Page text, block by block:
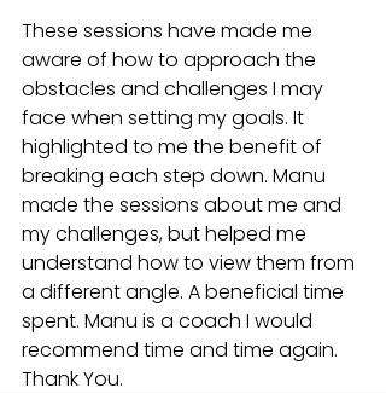
These sessions have made me
aware of how to approach the
obstacles and challenges I may
face when setting my goals. It
highlighted to me the benefit of
breaking each step down. Manu
made the sessions about me and
my challenges, but helped me
understand how to view them from
a different angle. A beneficial time
spent. Manu is a coach I would
recommend time and time again.
Thank You.